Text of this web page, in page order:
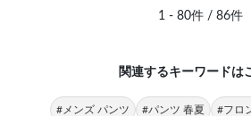
1 - 80件 / 86件
関連するキーワードは
#メンズ パンツ #パンツ 春夏 #フロ